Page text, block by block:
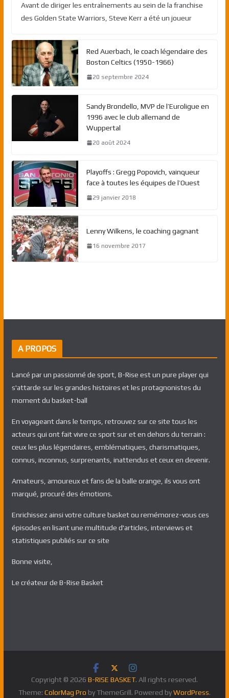
Avant de diriger les entraînements au sein de la franchise
des Golden State Warriors, Steve Kerr a été un joueur
Red Auerbach, le coach légendaire des
Boston Celtics (1950-1966)
20 septembre 2024
Sandy Brondello, MVP de l’Euroligue en
1996 avec le club allemand de
Wuppertal
20 août 2024
Playoffs : Gregg Popovich, vainqueur
face à toutes les équipes de l’Ouest
29 janvier 2018
Lenny Wilkens, le coaching gagnant
16 novembre 2017
A PROPOS
Lancé par un passionné de sport, B-Rise est un pure player qui
s'attarde sur les grandes histoires et les protagnonistes du
moment du basket-ball
En voyageant dans le temps, retrouvez sur ce site tous les
acteurs qui ont fait vivre ce sport sur et en dehors du terrain :
ceux les plus légendaires, emblématiques, charismatiques,
connus, inconnus, surprenants, inattendus et ceux en devenir.
Amateurs, amoureux et fans de la balle orange, ils vous ont
marqué, procuré des émotions.
Enrichissez ainsi votre culture basket ou remémorez-vous ces
épisodes en lisant une multitude d'articles, interviews et
statistiques publiés sur ce site
Bonne visite,
Le créateur de B-Rise Basket
Copyright © 2026 B-RISE BASKET. All rights reserved.
Theme: ColorMag Pro by ThemeGrill. Powered byWordPress.